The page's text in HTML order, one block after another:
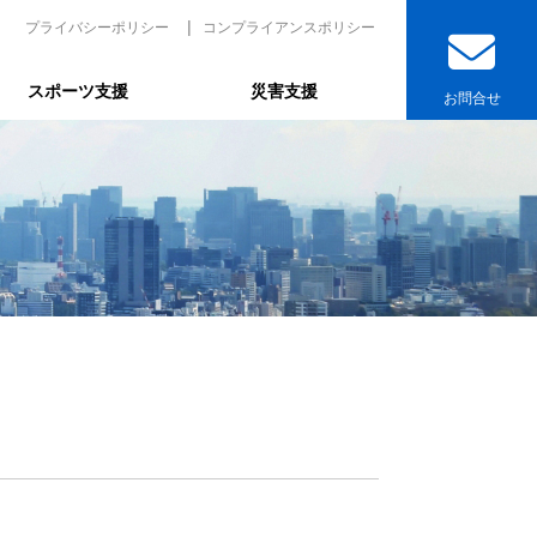
プライバシーポリシー コンプライアンスポリシー
お問合せ
スポーツ支援 災害支援